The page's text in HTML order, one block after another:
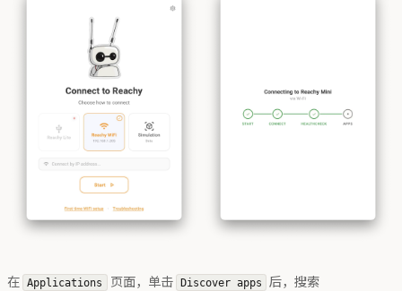
在 Applications 页面，单击 Discover apps 后，搜索